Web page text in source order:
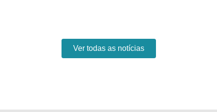
Ver todas as notícias